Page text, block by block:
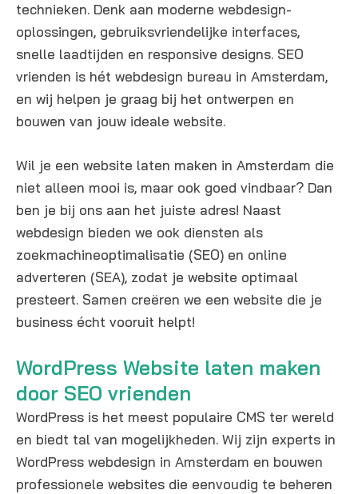
technieken. Denk aan moderne webdesign-
oplossingen, gebruiksvriendelijke interfaces,
snelle laadtijden en responsive designs. SEO
vrienden is hét webdesign bureau in Amsterdam,
en wij helpen je graag bij het ontwerpen en
bouwen van jouw ideale website.
Wil je een website laten maken in Amsterdam die
niet alleen mooi is, maar ook goed vindbaar? Dan
ben je bij ons aan het juiste adres! Naast
webdesign bieden we ook diensten als
zoekmachineoptimalisatie (SEO) en online
adverteren (SEA), zodat je website optimaal
presteert. Samen creëren we een website die je
business écht vooruit helpt!
WordPress Website laten maken
door SEO vrienden
WordPress is het meest populaire CMS ter wereld
en biedt tal van mogelijkheden. Wij zijn experts in
WordPress webdesign in Amsterdam en bouwen
professionele websites die eenvoudig te beheren